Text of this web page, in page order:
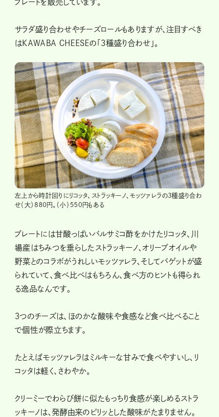
プレートを販売しています。
サラダ盛り合わせやチーズロールもありますが、注目すべき
はKAWABA CHEESEの「3種盛り合わせ」。
左上から時計回りにリコッタ、ストラッキーノ、モッツァレラの3種盛り合わ
せ（大）880円。（小）550円もある
プレートには甘酸っぱいバルサミコ酢をかけたリコッタ、川
場産はちみつを垂らしたストラッキーノ、オリーブオイルや
野菜とのコラボがうれしいモッツァレラ、そしてバゲットが盛
られていて、食べ比べはもちろん、食べ方のヒントも得られ
る逸品なんです。
3つのチーズは、ほのかな酸味や食感など食べ比べること
で個性が際立ちます。
たとえばモッツァレラはミルキーな甘みで食べやすいし、リ
コッタは軽く、さわやか。
クリーミーでわらび餅に似たもっちり食感が楽しめるストラ
ッキーノは、発酵由来のピリッとした酸味がたまりません。